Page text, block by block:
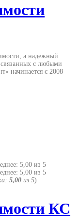
а надежный
связанных с любыми
начинается с 2008
5,00 из 5)
КС